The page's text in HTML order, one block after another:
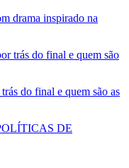
drama inspirado na
do final e quem são as
DE